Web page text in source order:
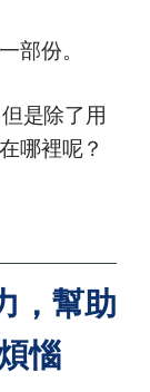
部份。
是除了用
哪裡呢？
，幫助
惱